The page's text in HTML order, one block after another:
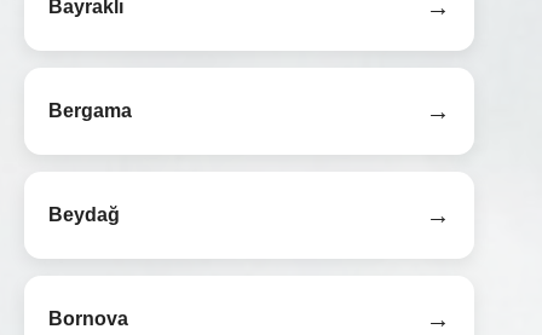
Bayraklı →
Bergama →
Beydağ →
Bornova →